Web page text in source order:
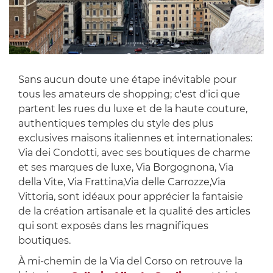
Sans aucun doute une étape inévitable pour
tous les amateurs de shopping; c'est d'ici que
partent les rues du luxe et de la haute couture,
authentiques temples du style des plus
exclusives maisons italiennes et internationales:
Via dei Condotti, avec ses boutiques de charme
et ses marques de luxe, Via Borgognona, Via
della Vite, Via Frattina,Via delle Carrozze,Via
Vittoria, sont idéaux pour apprécier la fantaisie
de la création artisanale et la qualité des articles
qui sont exposés dans les magnifiques
boutiques.
À mi-chemin de la Via del Corso on retrouve la